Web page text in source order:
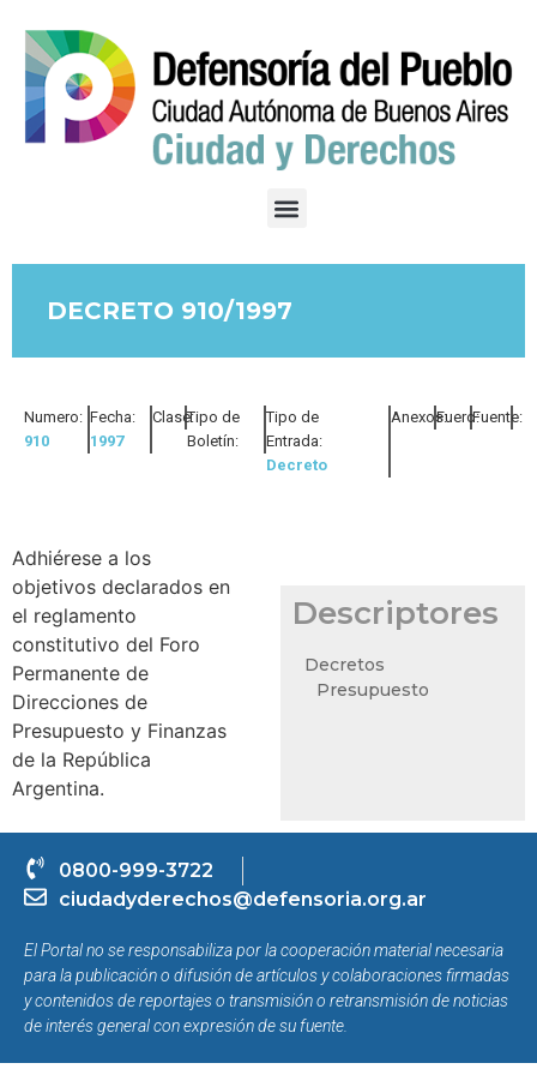
DECRETO 910/1997
Numero:
910
Fecha:
1997
Clase:Tipo de
Boletín:
Tipo de
Entrada:
Decreto
Anexos:Fuero:Fuente:
Adhiérese a los
objetivos declarados en
el reglamento
constitutivo del Foro
Permanente de
Direcciones de
Presupuesto y Finanzas
de la República
Argentina.
Descriptores
Decretos
Presupuesto
0800-999-3722
ciudadyderechos@defensoria.org.ar
El Portal no se responsabiliza por la cooperación material necesaria
para la publicación o difusión de artículos y colaboraciones firmadas
y contenidos de reportajes o transmisión o retransmisión de noticias
de interés general con expresión de su fuente.